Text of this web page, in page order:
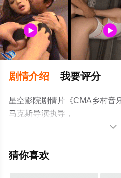
剧情介绍 我要评分
星空影院剧情片《CMA乡村音
马克斯导演执导，
整版电影大全就上星空影视，

猜你喜欢